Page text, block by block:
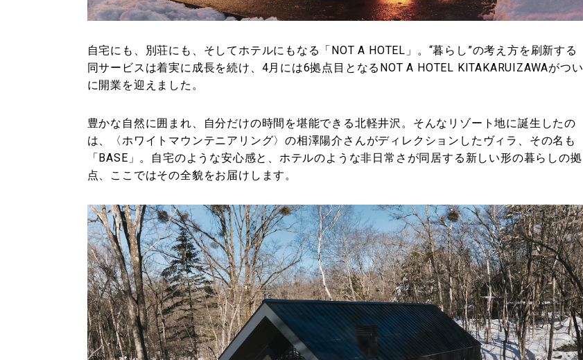
自宅にも、別荘にも、そしてホテルにもなる「NOT A HOTEL」。“暮らし”の考え方を刷新する
同サービスは着実に成長を続け、4月には6拠点目となるNOT A HOTEL KITAKARUIZAWAがつい
に開業を迎えました。
豊かな自然に囲まれ、自分だけの時間を堪能できる北軽井沢。そんなリゾート地に誕生したの
は、〈ホワイトマウンテニアリング〉の相澤陽介さんがディレクションしたヴィラ、その名も
「BASE」。自宅のような安心感と、ホテルのような非日常さが同居する新しい形の暮らしの拠
点、ここではその全貌をお届けします。